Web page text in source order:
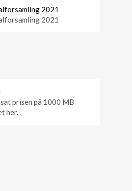
2021
2021
prisen på 1000 MB
her.